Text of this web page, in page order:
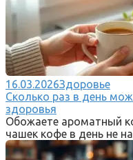
16.03.2026Здоровье
Сколько раз в день
здоровья
Обожаете ароматный
чашек кофе в день не